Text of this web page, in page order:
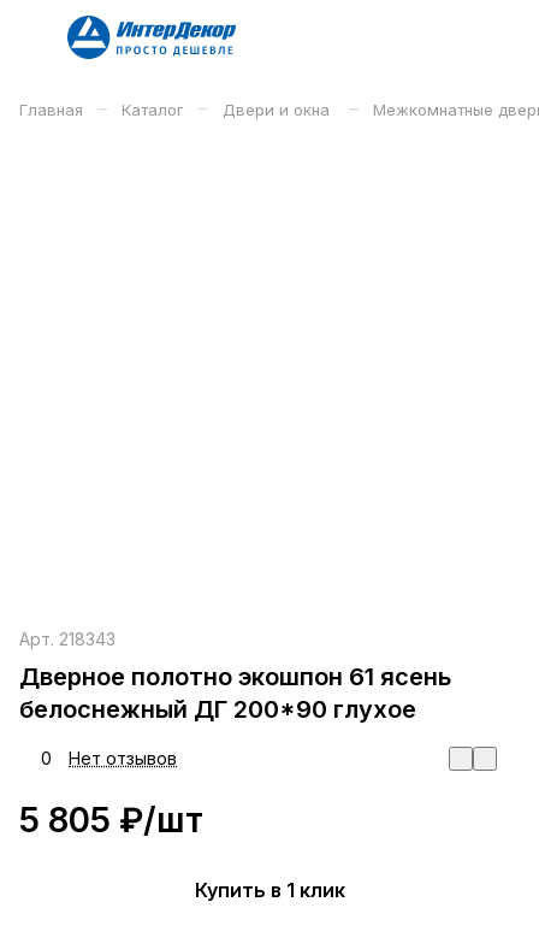
Главная – Каталог – Двери и окна – Межкомнатные
Арт. 218343
Дверное полотно экошпон 61 ясень
белоснежный ДГ 200*90 глухое
0 Нет отзывов
5 805 ₽/шт
Купить в 1 клик